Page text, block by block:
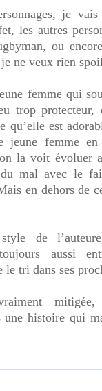
je
les autres
ou
ne veux rien
femme qui
trop protecteur,
qu’elle est
femme en
la voit évoluer
mal avec le
en dehors de
style de
aussi
tri dans ses
une histoire qui